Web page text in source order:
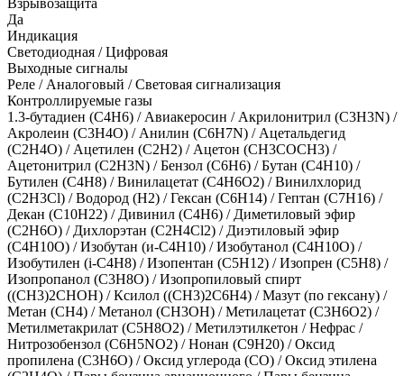
Да
Индикация
Светодиодная / Цифровая
Выходные сигналы
Реле / Аналоговый / Световая сигнализация
Контроллируемые газы
1.3-бутадиен (C4H6) / Авиакеросин / Акрилонитрил (С3Н3N) /
Акролеин (C3H4O) / Анилин (C6H7N) / Ацетальдегид
(С2H4O) / Ацетилен (С2Н2) / Ацетон (CH3COCH3) /
Ацетонитрил (C2H3N) /Бензол (C6H6) /Бутан (C4H10) /
Бутилен (С4Н8) /Винилацетат (C4H6O2) /Винилхлорид
(C2H3Cl) /Водород (H2) /Гексан (C6H14) /Гептан (C7H16) /
Декан (C10H22) / Дивинил (С4Н6) / Диметиловый эфир
(C2H6O) / Дихлорэтан (C2H4Cl2) / Диэтиловый эфир
(С4Н10О) /Изобутан (и-C4H10) /Изобутанол (C4H10O) /
Изобутилен (i-С4Н8) /Изопентан (C5H12) /Изопрен (С5Н8) /
Изопропанол (C3H8O) /Изопропиловый спирт
((CH3)2CHOH) /Ксилол ((СН3)2С6Н4) /Мазут (по гексану) /
Метан (CH4) /Метанол (CH3OH) /Метилацетат (C3H6O2) /
Метилметакрилат (C5H8O2) /Метилэтилкетон /Нефрас /
Нитрозобензол (C6H5NO2) /Нонан (C9H20) /Оксид
пропилена (C3H6O) /Оксид углерода (CO) /Оксид этилена